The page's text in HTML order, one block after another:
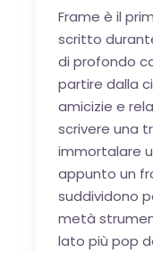
Frame è il
scritto
di profondo
partire dalla
amicizie e
scrivere una
immortalare
appunto un
suddividono
metà
lato più pop